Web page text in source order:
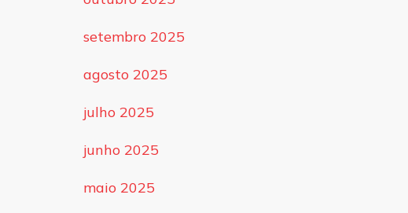
setembro 2025
agosto 2025
julho 2025
junho 2025
maio 2025